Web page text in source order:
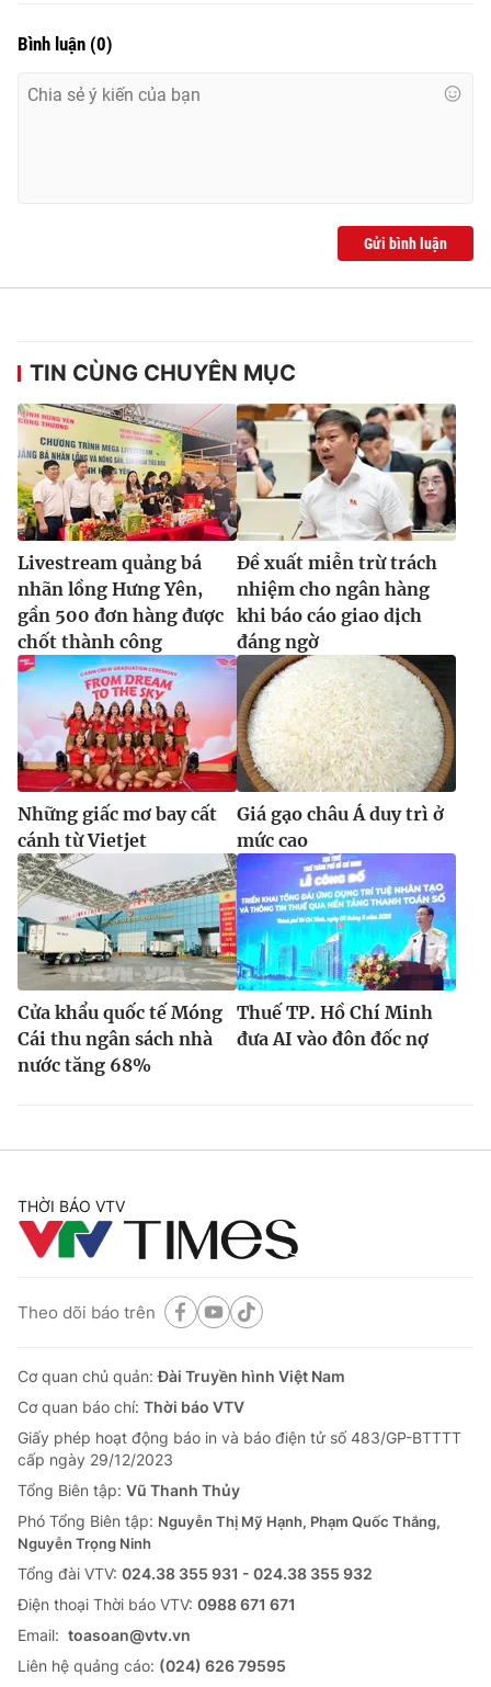
Bình luận (0)
Gửi bình luận
TIN CÙNG CHUYÊN MỤC
Livestream quảng bá
nhãn lồng Hưng Yên,
gần 500 đơn hàng được
chốt thành công
Đề xuất miễn trừ trách
nhiệm cho ngân hàng
khi báo cáo giao dịch
đáng ngờ
Những giấc mơ bay cất
cánh từ Vietjet
Giá gạo châu Á duy trì ở
mức cao
Cửa khẩu quốc tế Móng
Cái thu ngân sách nhà
nước tăng 68%
Thuế TP. Hồ Chí Minh
đưa AI vào đôn đốc nợ
THỜI BÁO VTV
Theo dõi báo trên
Cơ quan chủ quản:Đài Truyền hình Việt Nam
Cơ quan báo chí: Thời báo VTV
Giấy phép hoạt động báo in và báo điện tử số 483/GP-BTTTT
cấp ngày 29/12/2023
Tổng Biên tập: Vũ Thanh Thủy
Phó Tổng Biên tập: Nguyễn Thị Mỹ Hạnh, Phạm Quốc Thắng,
Nguyễn Trọng Ninh
Tổng đài VTV: 024.38 355 931 - 024.38 355 932
Ðiện thoại Thời báo VTV: 0988 671 671
Email: toasoan@vtv.vn
Liên hệ quảng cáo: (024) 626 79595